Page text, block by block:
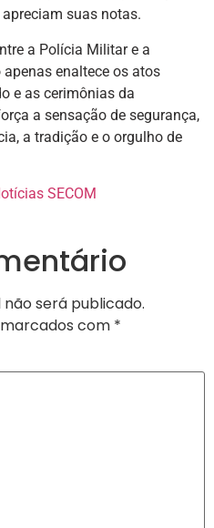
suas notas.
a Polícia Militar e a
enaltece os atos
e as cerimônias da
a sensação de segurança,
a tradição e o orgulho de
SECOM
será publicado.
com *